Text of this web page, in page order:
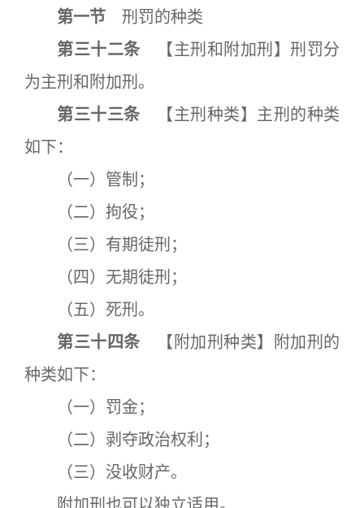
第一节 刑罚的种类
第三十二条 【主刑和附加刑】刑罚分
为主刑和附加刑。
第三十三条 【主刑种类】主刑的种类
如下：
（一）管制；
（二）拘役；
（三）有期徒刑；
（四）无期徒刑；
（五）死刑。
第三十四条 【附加刑种类】附加刑的
种类如下：
（一）罚金；
（二）剥夺政治权利；
（三）没收财产。